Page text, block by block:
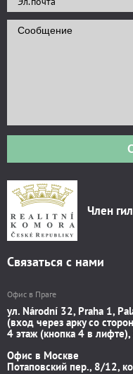
Член
Связаться с нами
Офис в Праге
ул. Národní 32, Praha 1,
(вход через арку со
4 этаж (кнопка 4 в
Офис в Москве
Потаповский пер., 8/12,